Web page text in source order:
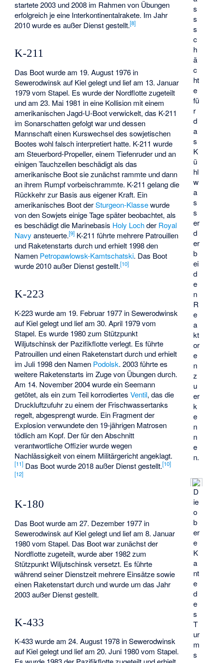
s
s
s
c
h
ä
c
ht
e
fü
r
d
a
s
K
ü
hl
w
a
s
s
er
d
er
b
ei
d
e
n
R
e
a
kt
or
e
n
z
u
er
k
e
n
n
e
n.
D
ie
o
b
er
e
K
a
nt
e
d
e
s
T
ur
m
s
startete 2003 und 2008 im Rahmen von Übungen
erfolgreich je eine Interkontinentalrakete. Im Jahr
2010 wurde es außer Dienst gestellt.[8]
K-211
Das Boot wurde am 19. August 1976 in
Sewerodwinsk auf Kiel gelegt und lief am 13. Januar
1979 vom Stapel. Es wurde der Nordflotte zugeteilt
und am 23. Mai 1981 in eine Kollision mit einem
amerikanischen Jagd-U-Boot verwickelt, das K-211
im Sonarschatten gefolgt war und dessen
Mannschaft einen Kurswechsel des sowjetischen
Bootes wohl falsch interpretiert hatte. K-211 wurde
am Steuerbord-Propeller, einem Tiefenruder und an
einigen Tauchzellen beschädigt als das
amerikanische Boot sie zunächst rammte und dann
an ihrem Rumpf vorbeischrammte. K-211 gelang die
Rückkehr zur Basis aus eigener Kraft. Ein
amerikanisches Boot derSturgeon-Klassewurde
von den Sowjets einige Tage später beobachtet, als
es beschädigt die Marinebasis Holy Lochder Royal
Navy ansteuerte.[9] K-211 führte mehrere Patrouillen
und Raketenstarts durch und erhielt 1998 den
Namen Petropawlowsk-Kamtschatski. Das Boot
wurde 2010 außer Dienst gestellt.[10]
K-223
K-223 wurde am 19. Februar 1977 in Sewerodwinsk
auf Kiel gelegt und lief am 30. April 1979 vom
Stapel. Es wurde 1980 zum Stützpunkt
Wiljutschinsk der Pazifikflotte verlegt. Es führte
Patrouillen und einen Raketenstart durch und erhielt
im Juli 1998 den Namen Podolsk. 2003 führte es
weitere Raketenstarts im Zuge von Übungen durch.
Am 14. November 2004 wurde ein Seemann
getötet, als ein zum Teil korrodiertesVentil, das die
Druckluftzufuhr zu einem der Frischwassertanks
regelt, abgesprengt wurde. Ein Fragment der
Explosion verwundete den 19-jährigen Matrosen
tödlich am Kopf. Der für den Abschnitt
verantwortliche Offizier wurde wegen
Nachlässigkeit von einem Militärgericht angeklagt.
[11] Das Boot wurde 2018 außer Dienst gestellt.[10]
[12]
K-180
Das Boot wurde am 27. Dezember 1977 in
Sewerodwinsk auf Kiel gelegt und lief am 8. Januar
1980 vom Stapel. Das Boot war zunächst der
Nordflotte zugeteilt, wurde aber 1982 zum
Stützpunkt Wiljutschinsk versetzt. Es führte
während seiner Dienstzeit mehrere Einsätze sowie
einen Raketenstart durch und wurde um das Jahr
2003 außer Dienst gestellt.
K-433
K-433 wurde am 24. August 1978 in Sewerodwinsk
auf Kiel gelegt und lief am 20. Juni 1980 vom Stapel.